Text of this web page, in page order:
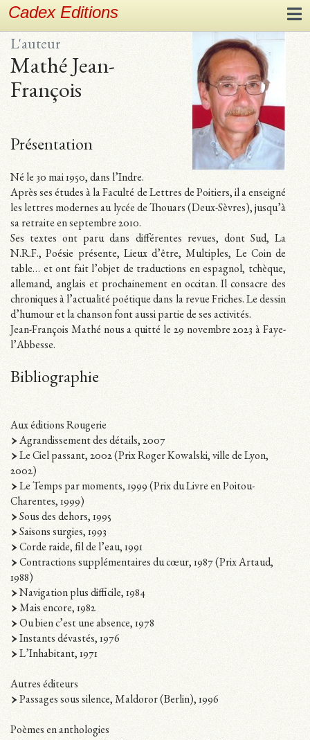
Cadex Editions
L'auteur
Mathé Jean-
François
Présentation
Né le 30 mai 1950, dans l’Indre.
Après ses études à la Faculté de Lettres de Poitiers, il a enseigné
les lettres modernes au lycée de Thouars (Deux-Sèvres), jusqu’à
sa retraite en septembre 2010.
Ses textes ont paru dans différentes revues, dont Sud, La
N.R.F., Poésie présente, Lieux d’être, Multiples, Le Coin de
table… et ont fait l’objet de traductions en espagnol, tchèque,
allemand, anglais et prochainement en occitan. Il consacre des
chroniques à l’actualité poétique dans la revue Friches. Le dessin
d’humour et la chanson font aussi partie de ses activités.
Jean-François Mathé nous a quitté le 29 novembre 2023 à Faye-
l’Abbesse.
Bibliographie
Aux éditions Rougerie
Agrandissement des détails, 2007
Le Ciel passant, 2002 (Prix Roger Kowalski, ville de Lyon,
2002)
Le Temps par moments, 1999 (Prix du Livre en Poitou-
Charentes, 1999)
Sous des dehors, 1995
Saisons surgies, 1993
Corde raide, fil de l’eau, 1991
Contractions supplémentaires du cœur, 1987 (Prix Artaud,
1988)
Navigation plus difficile, 1984
Mais encore, 1982
Ou bien c’est une absence, 1978
Instants dévastés, 1976
L’Inhabitant, 1971
Autres éditeurs
Passages sous silence, Maldoror (Berlin), 1996
Poèmes en anthologies